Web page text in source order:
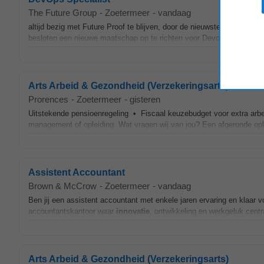
The Future Group - Zoetermeer - vandaag
altijd bezig met Future Proof te blijven, door de nieuwste
besloten een nieuwe maatschap op te richten voor Devops
Arts Arbeid & Gezondheid (Verzekeringsarts)
Prorences - Zoetermeer - gisteren
Uitstekende pensioenregeling • Fiscaal keuzebudget voor extra
management of opleiding. Wat vragen wij van jou? Een afgeronde
Assistent Accountant
Brown & McCrow - Zoetermeer - vandaag
Ben jij een assistent accountant met enkele jaren ervaring en klaar
accountantskantoor waar innovatie , ontwikkeling en werkgeluk
Arts Arbeid & Gezondheid (Verzekeringsarts)